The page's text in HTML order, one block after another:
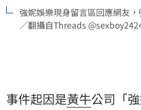
強妮娛樂現身留言區回應網友
／翻攝自Threads @sexboy2424
事件起因是黃牛公司「